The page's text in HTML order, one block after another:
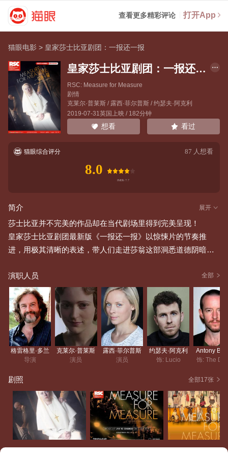
查看更多精彩评论 打开App
猫眼电影 > 皇家莎士比亚剧团：一报还一报
皇家莎士比亚剧团：一报还一报
RSC: Measure for Measure
剧情
克莱尔·普莱斯/ 露西·菲尔普斯/约瑟夫·阿克利
2019-07-31英国上映 / 182分钟
想看 看过
猫眼综合评分 87 人想看
8.0
简介 展开
莎士比亚并不完美的作品却在当代剧场里得到完美呈现！
皇家莎士比亚剧团最新版《一报还一报》以惊悚片的节奏推
进，用极其清晰的表述，带人们走进莎翁这部洞悉道德阴暗的
隐，把权力交给以正义严明著称的安杰洛。为了树立自己的威
信，安杰洛一上任就拿致使少女未婚先孕的克劳迪奥开刀，准
备依法处以极刑。为了救出弟弟，已经皈依的修女伊莎贝尔找
到安杰洛求情，未曾想安杰洛提出以她的身体换取弟弟的性
命。
皇家莎士比亚剧团总监格里高利•道兰此前曾为我们献上大卫·田
纳特版《理查二世》等精彩的“王与国”四部曲。此版桑迪·格里
抑，当露西·菲尔普斯（Lucy Phelps）饰演的伊莎贝尔扬言要
将他的丑陋嘴脸公之于众时，安杰洛不无猖狂的反问：“伊莎贝
尔，谁会相信你呢？”更是直指当下的MeToo运动。
演职人员 全部
格雷格里·多兰
导演
克莱尔·普莱斯
演员
露西·菲尔普斯
演员
约瑟夫·阿克利
饰: Lucio
Antony
饰: The
剧照 全部17张